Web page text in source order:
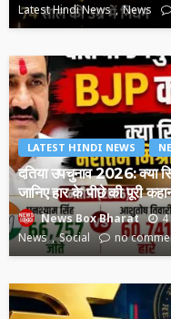
Latest Hindi News
News
LATEST HINDI NEWS
दतिया उपचुनाव 2026: क्या
जानिए हार के पीछे की पूरी
News Box Bharat 4
News
Social no